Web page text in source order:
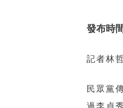
發布時
記者林
民眾黨